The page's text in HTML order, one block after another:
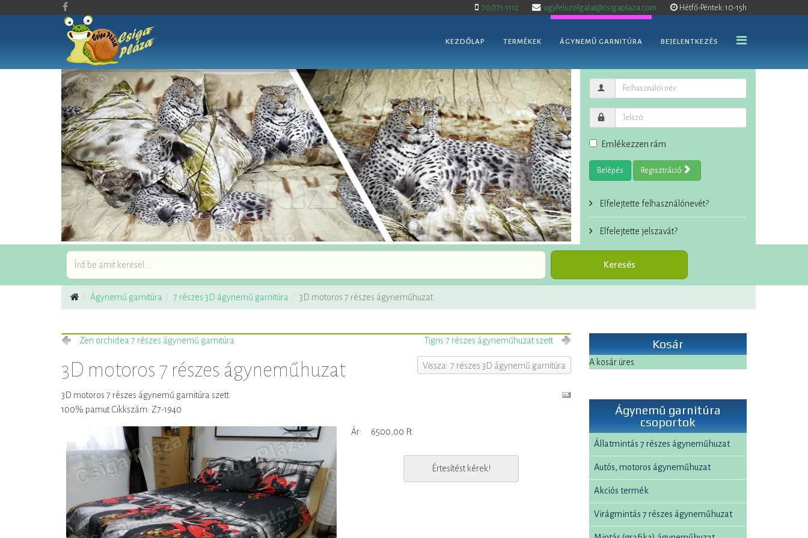
70/771-1112 ugyfelszolgalat@csigaplaza.com Hétfő-Péntek: 10-15h
KEZDŐLAP TERMÉKEK ÁGYNEMŰ GARNITÚRA BEJELENTKEZÉS
Emlékezzen rám
Belépés Regisztráció
Elfelejtette felhasználónevét?
Elfelejtette jelszavát?
Ágynemű garnitúra 7 részes 3D ágynemű garnitúra 3D motoros 7 részes ágyneműhuzat
Zen orchidea 7 részes ágynemű garnitúra Tigris 7 részes ágyneműhuzat szett
Vissza: 7 részes 3D ágynemű garnitúra
3D motoros 7 részes ágyneműhuzat
3D motoros 7 részes ágynemű garnitúra szett
100% pamut Cikkszám: Z7-1940
Ár: 6500,00 Ft
Értesítést kérek!
Kosár
A kosár üres
Ágynemű garnitúra
csoportok
Állatmintás 7 részes ágyneműhuzat
Autós, motoros ágyneműhuzat
Akciós termék
Virágmintás 7 részes ágyneműhuzat